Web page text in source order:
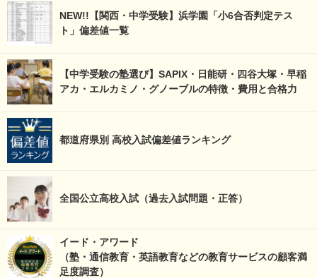
NEW!!【関西・中学受験】浜学園「小6合否判定テス
ト」偏差値一覧
【中学受験の塾選び】SAPIX・日能研・四谷大塚・早稲
アカ・エルカミノ・グノーブルの特徴・費用と合格力
都道府県別 高校入試偏差値ランキング
全国公立高校入試（過去入試問題・正答）
イード・アワード
（塾・通信教育・英語教育などの教育サービスの顧客満
足度調査）